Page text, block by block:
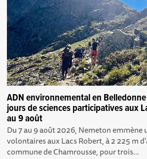
ADN environnemental en
jours de sciences participatives aux
au 9 août
Du 7 au 9 août 2026, Nemeton emmène
volontaires aux Lacs Robert, à 2 225 m
commune de Chamrousse, pour trois...